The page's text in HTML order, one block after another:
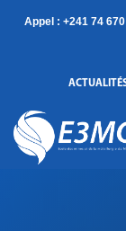
Appel : +241 74